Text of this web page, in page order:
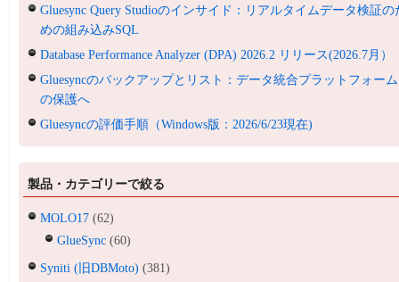
Gluesync Query Studioのインサイド：リアルタイムデータ検証の
めの組み込みSQL
Database Performance Analyzer (DPA) 2026.2 リリース(2026.7月）
Gluesyncのバックアップとリスト：データ統合プラットフォーム
の保護へ
Gluesyncの評価手順（Windows版：2026/6/23現在)
製品・カテゴリーで絞る
MOLO17 (62)
GlueSync (60)
Syniti (旧DBMoto) (381)